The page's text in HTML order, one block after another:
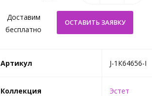
Доставим
бесплатно
Артикул J-1К64656-I
Коллекция Эстет